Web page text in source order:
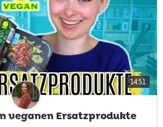
14:51
veganen Ersatzprodukte